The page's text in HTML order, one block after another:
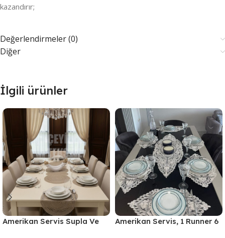
kazandırır;
Değerlendirmeler (0)
Diğer
İlgili ürünler
Amerikan Servis Supla Ve
Amerikan Servis, 1 Runner 6